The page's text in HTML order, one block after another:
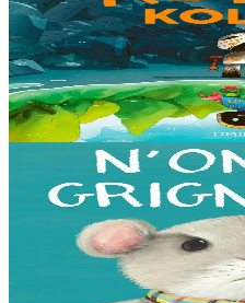
Ar Robot kollet
E kreiz-kreiz un toull-lastez... ez
deus ket soñj eus pelec’h eo
gouzout a ra n’eo...
Er stok14,00 €
3 bloaz hag ouzhpenn
Bannoù-heol
N'on ket grignous !
E penn ar c’hoad ez eus ul
Logodennig evit bezañ
deiz en em gav gant ur broc’hig...